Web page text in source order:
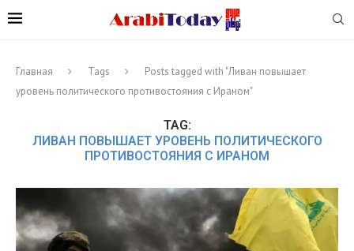
Главная Tags
Posts tagged with "Ливан повышает
уровень политического противостояния с Ираном"
TAG:
ЛИВАН ПОВЫШАЕТ УРОВЕНЬ ПОЛИТИЧЕСКОГО
ПРОТИВОСТОЯНИЯ С ИРАНОМ